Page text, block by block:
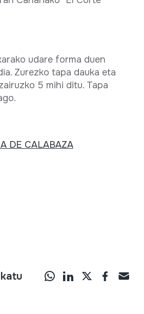
udare forma duen
Zurezko tapa dauka eta
5 mihi ditu. Tapa
DE CALABAZA